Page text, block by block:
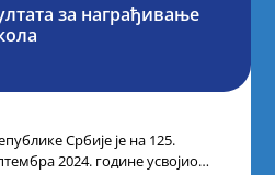
за награђивање
Србије је на 125.
2024. године усвојио